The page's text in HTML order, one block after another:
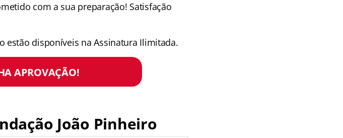
com a sua preparação! Satisfação
estão disponíveis na Assinatura Ilimitada.
APROVAÇÃO!
João Pinheiro